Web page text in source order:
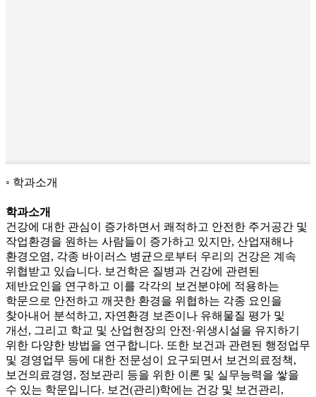
학과소개
학과소개
건강에 대한 관심이 증가하면서 쾌적하고 안전한 주거공간 및
작업환경을 원하는 사람들이 증가하고 있지만, 산업재해나
환경오염, 각종 바이러스 병균으로부터 우리의 건강은 계속
위협받고 있습니다. 보건학은 질병과 건강에 관련된
제반요인을 연구하고 이를 각각의 보건분야에 적용하는
학문으로 안전하고 깨끗한 환경을 위협하는 각종 요인을
찾아내어 분석하고, 자연환경 보존이나 유해물질 평가 및
개선, 그리고 학교 및 산업현장의 안전·위생시설을 유지하기
위한 다양한 방법을 연구합니다. 또한 보건과 관련된 행정업무
및 경영업무 등에 대한 전문성이 요구되면서 보건의료정책,
보건의료경영, 정보관리 등을 위한 이론 및 실무능력을 쌓을
수 있는 학문입니다. 보건(관리)학에는 건강 및 보건관리,